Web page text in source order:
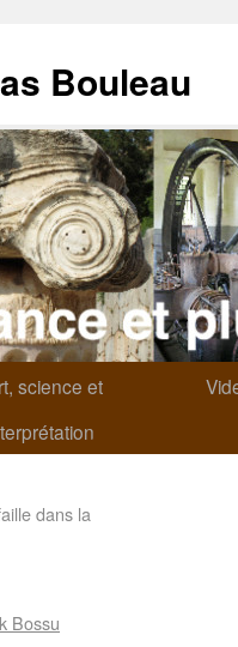
Bouleau
science et
dans la
Bossu